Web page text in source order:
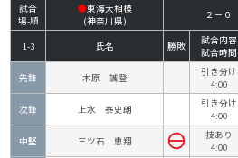
試合
場-順
●東海大相模
(神奈川県)
２－０
1-3
氏名 勝敗
試合内容
試合時間
先鋒 木原 誠登
引き分け
4:00
次鋒 上水 泰史朗
引き分け
4:00
中堅 三ツ石 恵翔
技あり
4:00